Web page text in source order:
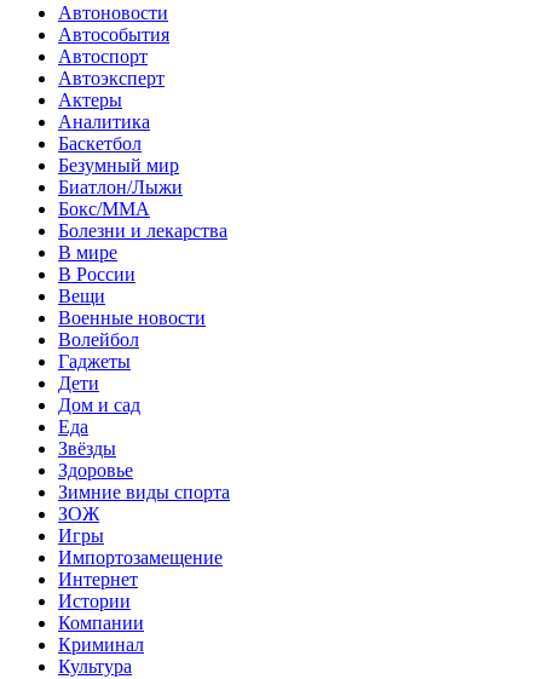
Автоновости
Автособытия
Автоспорт
Автоэксперт
Актеры
Аналитика
Баскетбол
Безумный мир
Биатлон/Лыжи
Бокс/MMA
Болезни и лекарства
В мире
В России
Вещи
Военные новости
Волейбол
Гаджеты
Дети
Дом и сад
Еда
Звёзды
Здоровье
Зимние виды спорта
ЗОЖ
Игры
Импортозамещение
Интернет
Истории
Компании
Криминал
Культура